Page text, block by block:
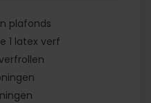
plafonds
1 latex verf